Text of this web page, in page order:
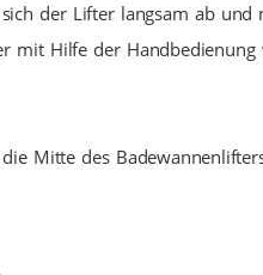
der Lifter langsam ab
mit Hilfe der
Mitte des